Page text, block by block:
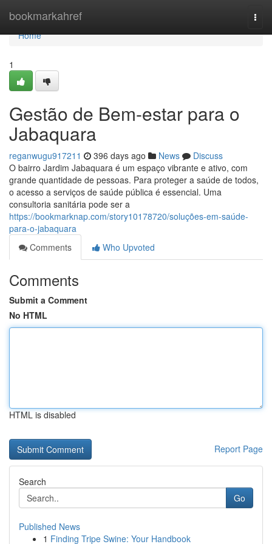
bookmarkahref
Home
Home
1
Gestão de Bem-estar para o
Jabaquara
reganwugu917211 396 days ago News
Discuss
O bairro Jardim Jabaquara é um espaço vibrante e ativo, com
grande quantidade de pessoas. Para proteger a saúde de todos,
o acesso a serviços de saúde pública é essencial. Uma
consultoria sanitária pode ser a
https://bookmarknap.com/story10178720/soluções-em-saúde-
para-o-jabaquara
Comments
Who Upvoted
Comments
Submit a Comment
No HTML
HTML is disabled
Report Page
Search
Go
Published News
1 Finding Tripe Swine: Your Handbook